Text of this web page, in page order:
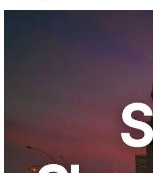
ELSOUL LABO B.V. (Markas: Amsterdam,
Fumitake Kawasaki) dan Validators DAO
* Dedicated ShredStream Metal Ryzen dan
dari Premium Line di Singapore (SGP) wilayah
Kami berterima kasih atas dukungan kalian.